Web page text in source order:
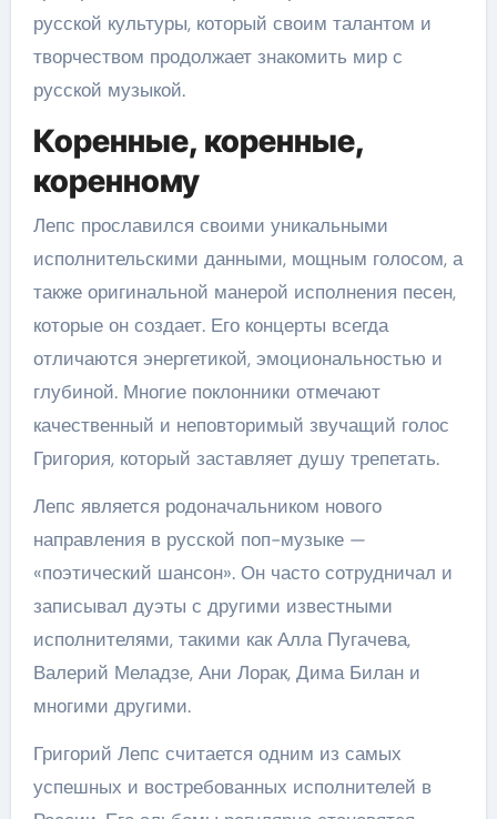
русской культуры, который своим талантом и
творчеством продолжает знакомить мир с
русской музыкой.
Коренные, коренные,
коренному
Лепс прославился своими уникальными
исполнительскими данными, мощным голосом, а
также оригинальной манерой исполнения песен,
которые он создает. Его концерты всегда
отличаются энергетикой, эмоциональностью и
глубиной. Многие поклонники отмечают
качественный и неповторимый звучащий голос
Григория, который заставляет душу трепетать.
Лепс является родоначальником нового
направления в русской поп-музыке —
«поэтический шансон». Он часто сотрудничал и
записывал дуэты с другими известными
исполнителями, такими как Алла Пугачева,
Валерий Меладзе, Ани Лорак, Дима Билан и
многими другими.
Григорий Лепс считается одним из самых
успешных и востребованных исполнителей в